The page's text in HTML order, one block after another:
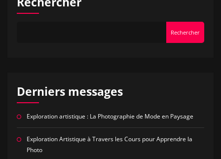
Rechercher
Derniers messages
Exploration artistique : La Photographie de Mode en Paysage
Exploration Artistique à Travers les Cours pour Apprendre la
Photo